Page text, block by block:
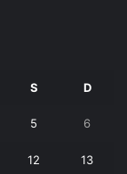
S D
5 6
12 13